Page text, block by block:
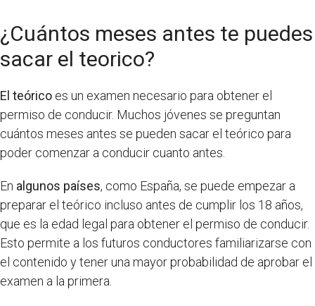
¿Cuántos meses antes te puedes
sacar el teorico?
El teórico es un examen necesario para obtener el
permiso de conducir. Muchos jóvenes se preguntan
cuántos meses antes se pueden sacar el teórico para
poder comenzar a conducir cuanto antes.
En algunos países, como España, se puede empezar a
preparar el teórico incluso antes de cumplir los 18 años,
que es la edad legal para obtener el permiso de conducir.
Esto permite a los futuros conductores familiarizarse con
el contenido y tener una mayor probabilidad de aprobar el
examen a la primera.